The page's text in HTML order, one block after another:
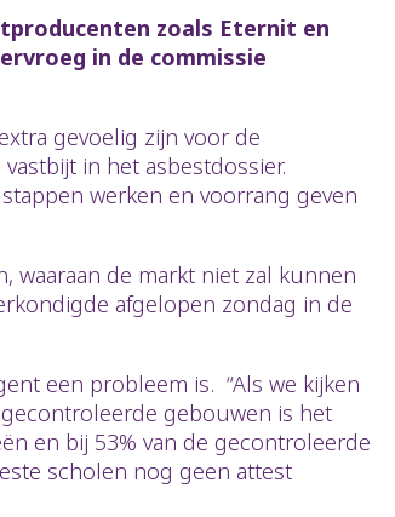
zoals Eternit en
in de commissie
gevoelig zijn voor de
in het asbestdossier.
werken en voorrang geven
waaraan de markt niet zal kunnen
afgelopen zondag in de
een probleem is. “Als we kijken
gebouwen is het
en bij 53% van de gecontroleerde
scholen nog geen attest